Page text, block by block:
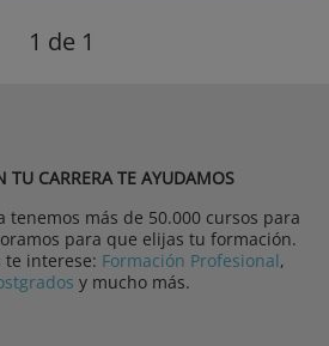
1 de 1
TU CARRERA TE AYUDAMOS
tenemos más de 50.000 cursos para
para que elijas tu formación.
te interese: Formación Profesional,
y mucho más.